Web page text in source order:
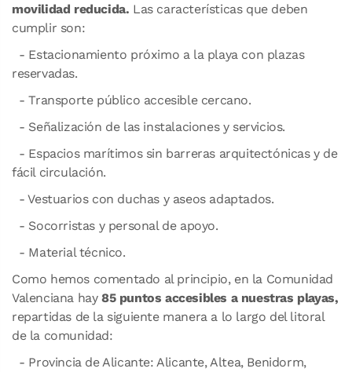
movilidad reducida. Las características que deben
cumplir son:
- Estacionamiento próximo a la playa con plazas
reservadas.
- Transporte público accesible cercano.
- Señalización de las instalaciones y servicios.
- Espacios marítimos sin barreras arquitectónicas y de
fácil circulación.
- Vestuarios con duchas y aseos adaptados.
- Socorristas y personal de apoyo.
- Material técnico.
Como hemos comentado al principio, en la Comunidad
Valenciana hay 85 puntos accesibles a nuestras playas,
repartidas de la siguiente manera a lo largo del litoral
de la comunidad:
- Provincia de Alicante: Alicante, Altea, Benidorm,